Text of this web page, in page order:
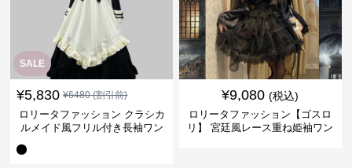
SALE
¥5,830 ¥6480(割引前)
ロリータファッション クラシカ
ルメイド風フリル付き長袖ワン
¥9,080 (税込)
ロリータファッション【ゴスロ
リ】 宮廷風レース重ね姫袖ワン